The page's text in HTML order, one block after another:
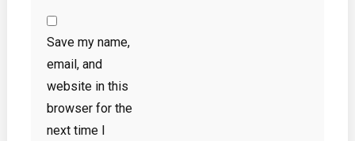
Save my name,
email, and
website in this
browser for the
next time I